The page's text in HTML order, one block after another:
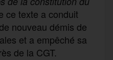
ce texte a conduit
nouveau démis de
et a empêché sa
de la CGT.